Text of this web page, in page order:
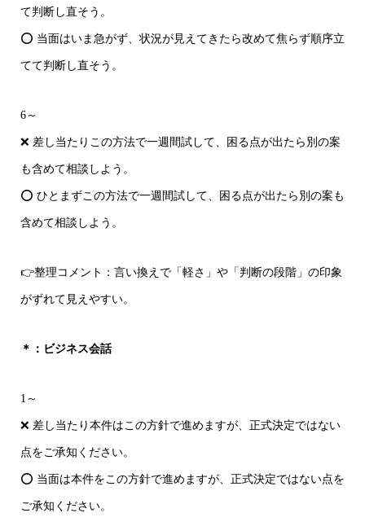
て判断し直そう。
⭕ 当面はいま急がず、状況が見えてきたら改めて焦らず順序立
てて判断し直そう。
6～
❌ 差し当たりこの方法で一週間試して、困る点が出たら別の案
も含めて相談しよう。
⭕ ひとまずこの方法で一週間試して、困る点が出たら別の案も
含めて相談しよう。
👉整理コメント：言い換えで「軽さ」や「判断の段階」の印象
がずれて見えやすい。
＊：ビジネス会話
1～
❌ 差し当たり本件はこの方針で進めますが、正式決定ではない
点をご承知ください。
⭕ 当面は本件をこの方針で進めますが、正式決定ではない点を
ご承知ください。